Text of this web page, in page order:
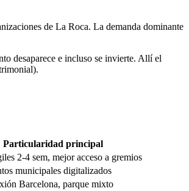
de La Roca. La demanda dominante
desaparece e incluso se invierte. Allí el
Particularidad principal
2-4 sem, mejor acceso a gremios
municipales digitalizados
Barcelona, parque mixto